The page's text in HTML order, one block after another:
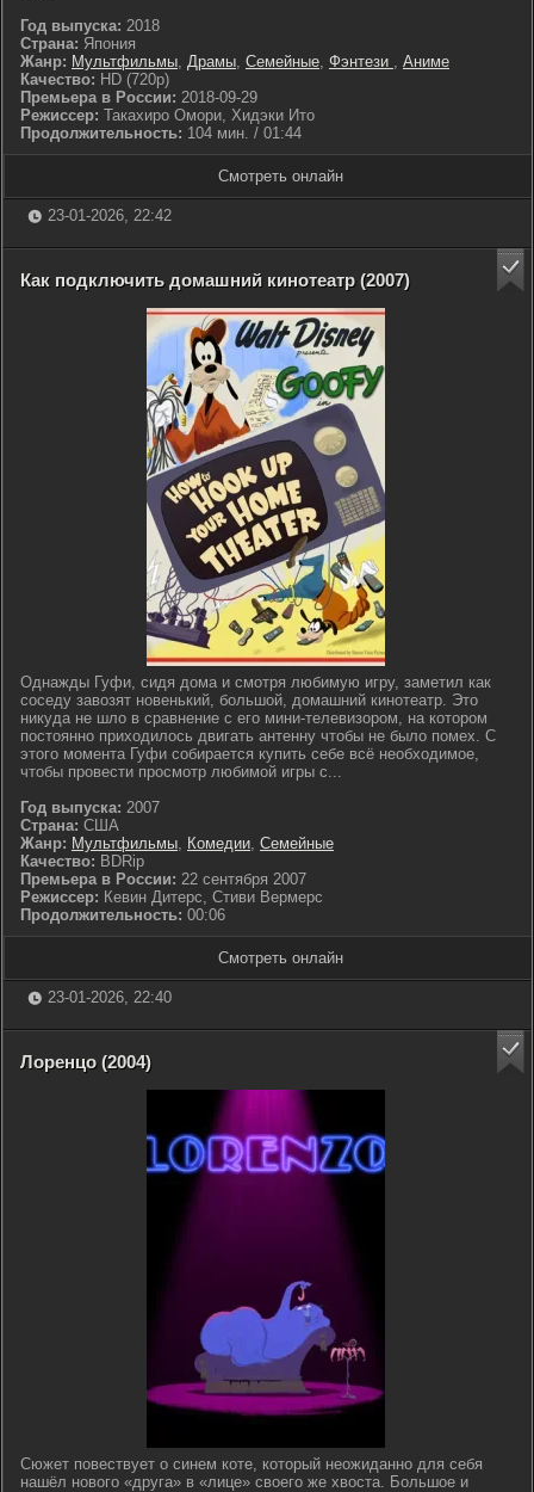
Год выпуска: 2018
Страна: Япония
Жанр: Мультфильмы, Драмы, Семейные, Фэнтези , Аниме
Качество: HD (720p)
Премьера в России: 2018-09-29
Режиссер: Такахиро Омори, Хидэки Ито
Продолжительность: 104 мин. / 01:44
Смотреть онлайн
23-01-2026, 22:42
Как подключить домашний кинотеатр (2007)
Однажды Гуфи, сидя дома и смотря любимую игру, заметил как
соседу завозят новенький, большой, домашний кинотеатр. Это
никуда не шло в сравнение с его мини-телевизором, на котором
постоянно приходилось двигать антенну чтобы не было помех. С
этого момента Гуфи собирается купить себе всё необходимое,
чтобы провести просмотр любимой игры с...
Год выпуска: 2007
Страна: США
Жанр: Мультфильмы, Комедии, Семейные
Качество: BDRip
Премьера в России: 22 сентября 2007
Режиссер: Кевин Дитерс, Стиви Вермерс
Продолжительность: 00:06
Смотреть онлайн
23-01-2026, 22:40
Лоренцо (2004)
Сюжет повествует о синем коте, который неожиданно для себя
нашёл нового «друга» в «лице» своего же хвоста. Большое и